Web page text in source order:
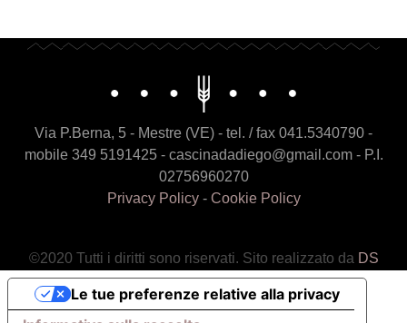
Via P.Berna, 5 - Mestre (VE) - tel. / fax 041.5340790 -
mobile 349 5191425 - cascinadadiego@gmail.com - P.I.
02756960270
Privacy Policy- Cookie Policy
©2020 Tutti i diritti sono riservati. Sito realizzato da DS
Le tue preferenze relative alla privacy